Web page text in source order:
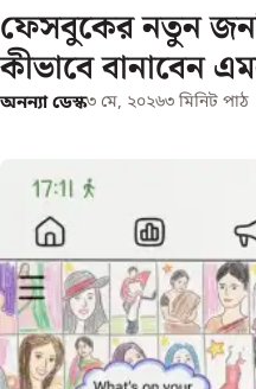
ফেসবুকের নতুন
কীভাবে বানাবেন
অনন্যা ডেস্ক৩ মে, ২০২৬৩ মিনিট পাঠ